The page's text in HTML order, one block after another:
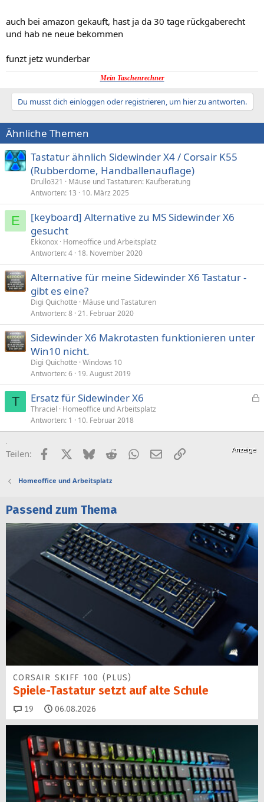
auch bei amazon gekauft, hast ja da 30 tage rückgaberecht
und hab ne neue bekommen
funzt jetz wunderbar
Mein Taschenrechner
Du musst dich einloggen oder registrieren, um hier zu antworten.
Ähnliche Themen
Tastatur ähnlich Sidewinder X4 / Corsair K55
(Rubberdome, Handballenauflage)
Drullo321
Mäuse und Tastaturen: Kaufberatung
Antworten 13 10. März 2025
E
[keyboard] Alternative zu MS Sidewinder X6
gesucht
Ekkonox Homeoffice und Arbeitsplatz
Antworten 4 18. November 2020
Alternative für meine Sidewinder X6 Tastatur -
gibt es eine?
Digi Quichotte
Mäuse und Tastaturen
Antworten 8 21. Februar 2020
Sidewinder X6 Makrotasten funktionieren unter
Win10 nicht.
Digi Quichotte Windows 10
Antworten 6 19. August 2019
T
p
Ersatz für Sidewinder X6
Thraciel
Homeoffice und Arbeitsplatz
Antworten 1 10. Februar 2018
Teilen: FacebookX (Twitter)
BlueskyRedditWhatsApp
E-MailLink
Homeoffice und Arbeitsplatz
Passend zum Thema
CORSAIR SKIFF 100 (PLUS)
Spiele-Tastatur setzt auf alte Schule
19 Kommentare
06.08.2026